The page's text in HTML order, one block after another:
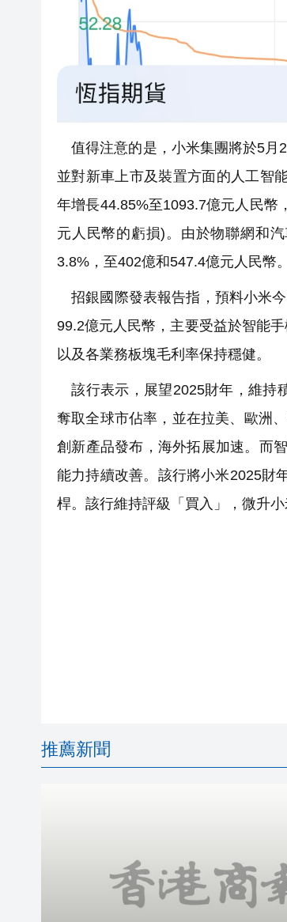
值得注意的是，小米集團將於5月
並對新車上市及裝置方面的人工智
年增長44.85%至1093.7億元人民幣
元人民幣的虧損)。由於物聯網和
3.8%，至402億和547.4億元人民幣。
招銀國際發表報告指，預料小米
99.2億元人民幣，主要受益於智能
以及各業務板塊毛利率保持穩健。
該行表示，展望2025財年，維持
奪取全球市佔率，並在拉美、歐洲
創新產品發布，海外拓展加速。而
能力持續改善。該行將小米2025財
桿。該行維持評級「買入」，微升
推薦新聞